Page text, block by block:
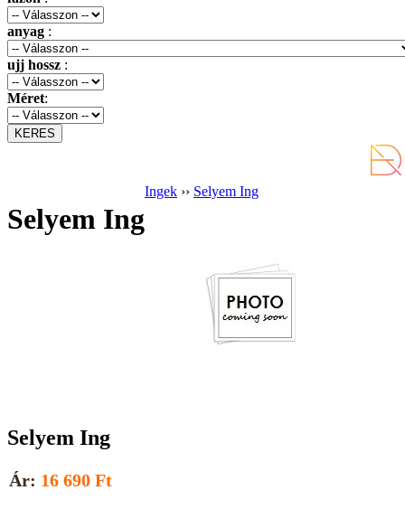
anyag :
ujj hossz :
Méret:
Selyem Ing
Ingek ›› Selyem Ing
Selyem Ing
Ár: 16 690 Ft